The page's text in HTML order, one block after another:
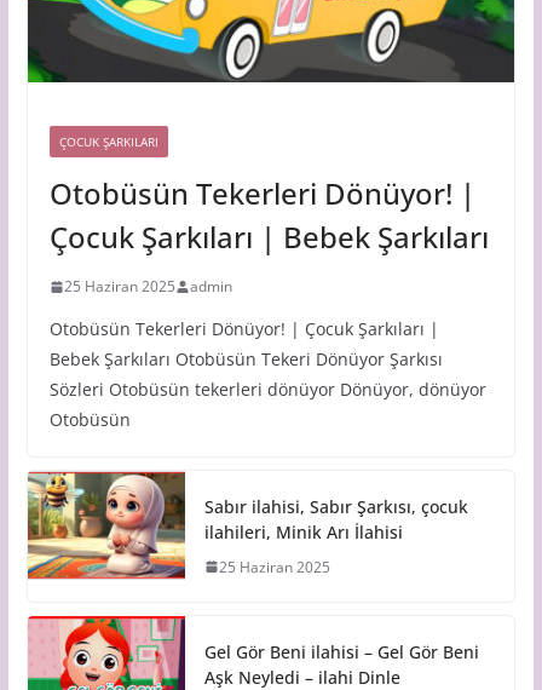
ÇOCUK ŞARKILARI
Otobüsün Tekerleri Dönüyor! |
Çocuk Şarkıları | Bebek Şarkıları
25 Haziran 2025 admin
Otobüsün Tekerleri Dönüyor! | Çocuk Şarkıları |
Bebek Şarkıları Otobüsün Tekeri Dönüyor Şarkısı
Sözleri Otobüsün tekerleri dönüyor Dönüyor, dönüyor
Otobüsün
Sabır ilahisi, Sabır Şarkısı, çocuk
ilahileri, Minik Arı İlahisi
25 Haziran 2025
Gel Gör Beni ilahisi – Gel Gör Beni
Aşk Neyledi – ilahi Dinle